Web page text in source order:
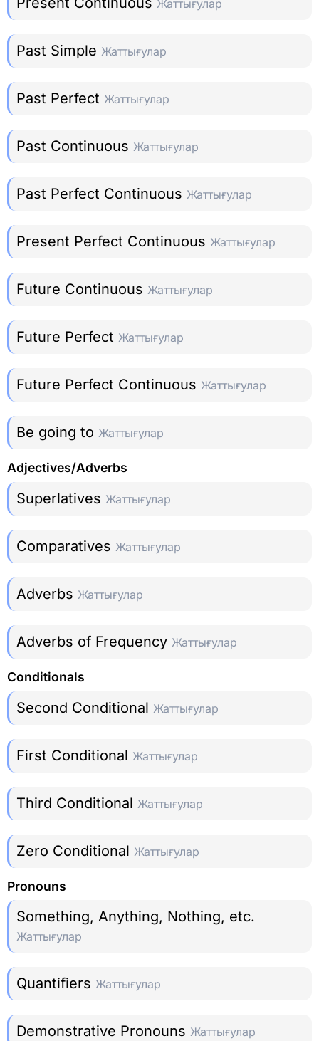
Жаттығулар
Past Simple Жаттығулар
Past Perfect Жаттығулар
Past Continuous Жаттығулар
Past Perfect Continuous Жаттығулар
Present Perfect Continuous Жаттығулар
Future Continuous Жаттығулар
Future Perfect Жаттығулар
Future Perfect Continuous Жаттығулар
Be going to Жаттығулар
Adjectives/Adverbs
Superlatives Жаттығулар
Comparatives Жаттығулар
Adverbs Жаттығулар
Adverbs of Frequency Жаттығулар
Conditionals
Second Conditional Жаттығулар
First Conditional Жаттығулар
Third Conditional Жаттығулар
Zero Conditional Жаттығулар
Pronouns
Something, Anything, Nothing, etc.
Жаттығулар
Quantifiers Жаттығулар
Demonstrative Pronouns Жаттығулар